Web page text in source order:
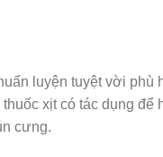
luyện tuyệt vời phù
xịt có tác dụng
cưng.